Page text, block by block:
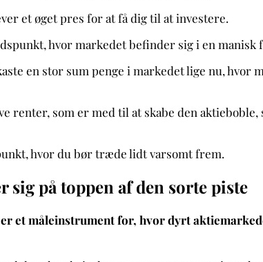
et øget pres for at få dig til at investere.
hvor markedet befinder sig i en manisk
en stor sum penge i markedet lige nu,
renter, som er med til at skabe den
hvor du bør træde lidt varsomt frem.
sig på toppen af den sorte piste
er et måleinstrument for, hvor dyrt